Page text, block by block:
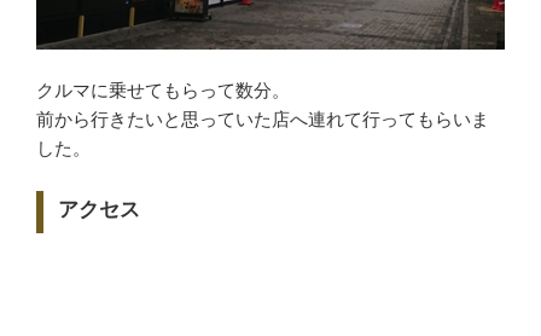
クルマに乗せてもらって数分。
前から行きたいと思っていた店へ連れて行ってもらいま
した。
アクセス